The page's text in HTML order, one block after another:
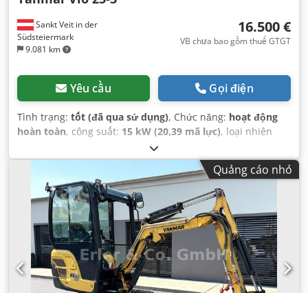
Sankt Veit in der
Südsteiermark
9.081 km
16.500 €
VB chưa bao gồm thuế GTGT
Yêu cầu Gọi điện
Tình trạng: tốt (đã qua sử dụng), Chức năng: hoạt động
hoàn toàn, công suất: 15 kW (20,39 mã lực), loại nhiên
, trọng lượng không tải:
2010, giờ hoạt động:3.743 h, Thiết bị:dải xích cao su,
Quảng cáo nhỏ